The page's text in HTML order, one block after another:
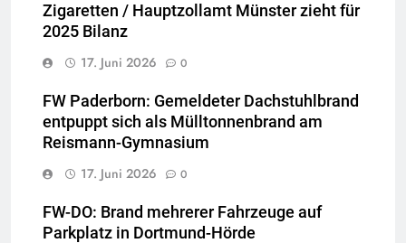
Zigaretten / Hauptzollamt Münster zieht für
2025 Bilanz
17. Juni 2026
0
FW Paderborn: Gemeldeter Dachstuhlbrand
entpuppt sich als Mülltonnenbrand am
Reismann-Gymnasium
17. Juni 2026
0
FW-DO: Brand mehrerer Fahrzeuge auf
Parkplatz in Dortmund-Hörde